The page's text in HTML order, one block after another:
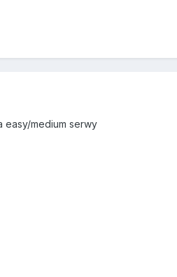
easy/medium serwy